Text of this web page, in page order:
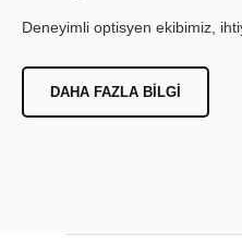
Deneyimli optisyen ekibimiz,
DAHA FAZLA BILGI